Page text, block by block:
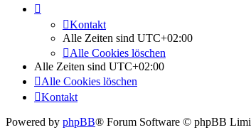
Kontakt
Alle Zeiten sind UTC+02:00
Alle Cookies löschen
Alle Zeiten sind UTC+02:00
Alle Cookies löschen
Kontakt
Powered by phpBB® Forum Software © phpBB